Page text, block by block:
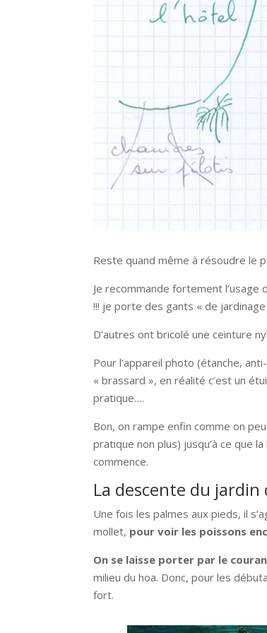
Reste quand même à résoudre le
Je recommande fortement l’usage
!!! je porte des gants « de
D’autres ont bricolé une ceinture
Pour l’appareil photo (étanche,
« brassard », en réalité c’est un
pratique….
Bon, on rampe enfin comme on
pratique non plus) jusqu’à ce que
commence.
La descente du jardin
Une fois les palmes aux pieds, il
mollet, pour voir les poissons
On se laisse porter par le
milieu du hoa. Donc, pour les
fort.